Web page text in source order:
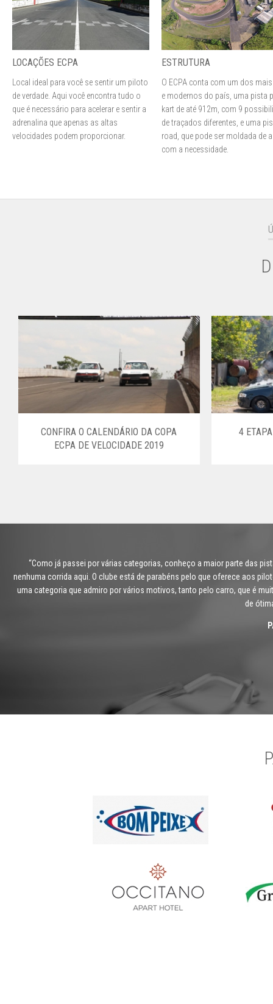
LOCAÇÕES ECPA
Local ideal para você se sentir um piloto
de verdade. Aqui você encontra tudo o
que é necessário para acelerar e sentir a
adrenalina que apenas as altas
velocidades podem proporcionar.
ESTRUTURA
O ECPA conta com um dos
e modernos do país, uma pista
kart de até 912m, com 9
de traçados diferentes, e uma
road, que pode ser moldada de
com a necessidade.
CONFIRA O CALENDÁRIO DA COPA
ECPA DE VELOCIDADE 2019
4
“Como já passei por várias categorias, conheço a maior parte das
nenhuma corrida aqui. O clube está de parabéns pelo que oferece aos
uma categoria que admiro por vários motivos, tanto pelo carro, que é
de
"O ECPA é a unificação de duas coisas muito boas, o autódromo e a
muito rápidos, já o carro combina com meu estilo